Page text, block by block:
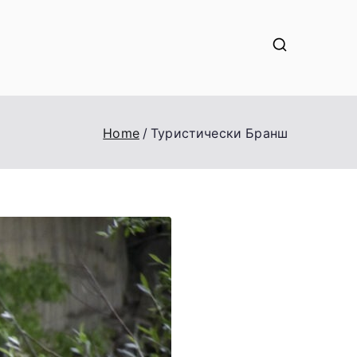
Home Туристически Бранш